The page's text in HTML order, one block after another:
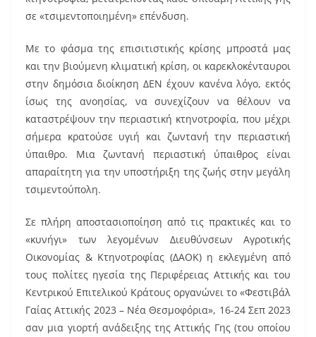
σε «τσιμεντοποιημένη» επένδυση.
Με το φάσμα της επισιτιστικής κρίσης μπροστά μας
και την βιούμενη κλιματική κρίση, οι καρεκλοκένταυροι
στην δημόσια διοίκηση ΔΕΝ έχουν κανένα λόγο, εκτός
ίσως της ανοησίας, να συνεχίζουν να θέλουν να
καταστρέψουν την περιαστική κτηνοτροφία, που μέχρι
σήμερα κρατούσε υγιή και ζωντανή την περιαστική
ύπαιθρο. Μια ζωντανή περιαστική ύπαιθρος είναι
απαραίτητη για την υποστήριξη της ζωής στην μεγάλη
τσιμεντούπολη.
Σε πλήρη αποστασιοποίηση από τις πρακτικές και το
«κυνήγι» των λεγομένων Διευθύνσεων Αγροτικής
Οικονομίας & Κτηνοτροφίας (ΔΑΟΚ) η εκλεγμένη από
τους πολίτες ηγεσία της Περιφέρειας Αττικής και του
Κεντρικού Επιτελικού Κράτους οργανώνει το «Φεστιβάλ
Γαίας Αττικής 2023 – Νέα Θεσμοφόρια», 16-24 Σεπ 2023
σαν μια γιορτή ανάδειξης της Αττικής Γης (του οποίου